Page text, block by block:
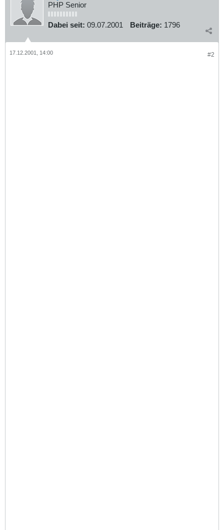
PHP Senior
Dabei seit: 09.07.2001 Beiträge: 1796
#2
17.12.2001, 14:00